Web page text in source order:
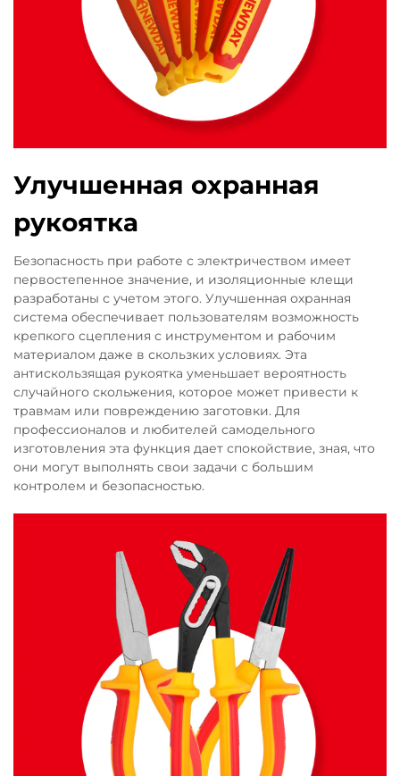
Улучшенная охранная
рукоятка
Безопасность при работе с электричеством имеет
первостепенное значение, и изоляционные клещи
разработаны с учетом этого. Улучшенная охранная
система обеспечивает пользователям возможность
крепкого сцепления с инструментом и рабочим
материалом даже в скользких условиях. Эта
антискользящая рукоятка уменьшает вероятность
случайного скольжения, которое может привести к
травмам или повреждению заготовки. Для
профессионалов и любителей самодельного
изготовления эта функция дает спокойствие, зная, что
они могут выполнять свои задачи с большим
контролем и безопасностью.